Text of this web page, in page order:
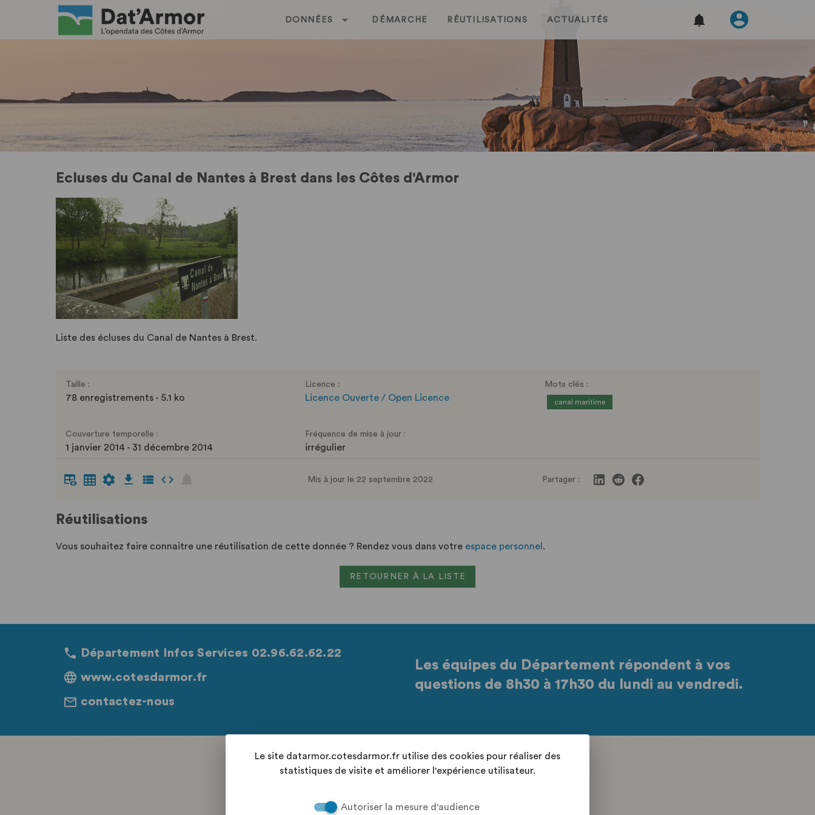
DONNÉES DÉMARCHE RÉUTILISATIONS ACTUALITÉS
Ecluses du Canal de Nantes à Brest dans les Côtes d'Armor
Liste des écluses du Canal de Nantes à Brest.
Taille :
78 enregistrements - 5.1 ko
Licence :
Licence Ouverte / Open Licence
Mots clés :
canal maritime
Couverture temporelle :
1 janvier 2014 - 31 décembre 2014
Fréquence de mise à jour :
irrégulier
Mis à jour le 22 septembre 2022 Partager :
Réutilisations
Vous souhaitez faire connaitre une réutilisation de cette donnée ? Rendez vous dans votre espace personnel .
RETOURNER À LA LISTE
Département Infos Services 02.96.62.62.22
www.cotesdarmor.fr
contactez-nous
Les équipes du Département répondent à vos
questions de 8h30 à 17h30 du lundi au vendredi.
Retrouvez-nous sur les réseaux sociaux
Le site datarmor.cotesdarmor.fr utilise des cookies pour réaliser des
statistiques de visite et améliorer l'expérience utilisateur.
Autoriser la mesure d'audience